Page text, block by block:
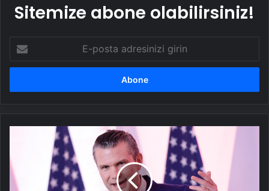
Sitemize abone olabilirsiniz!
posta
adresinizi
Bakanı
Hegseth:
Çin